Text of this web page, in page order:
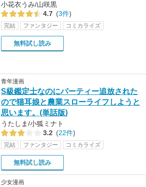
小花衣うみ/山咲黒
4.7 (3件)
完結 ファンタジー コミカライズ
無料試し読み
青年漫画
S級鑑定士なのにパーティー追放された
ので猫耳娘と農業スローライフしようと
思います。(単話版)
うたしま/小狐ミナト
3.2 (22件)
完結 ファンタジー コミカライズ
無料試し読み
少女漫画